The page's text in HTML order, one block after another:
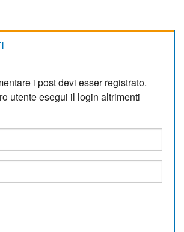
i post devi esser registrato.
utente esegui il login altrimenti